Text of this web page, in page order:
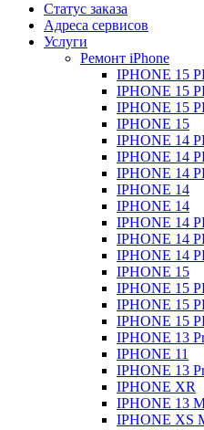
Статус заказа
Адреса сервисов
Услуги
Ремонт iPhone
IPHONE 15
IPHONE 15
IPHONE 15
IPHONE 15
IPHONE 14
IPHONE 14
IPHONE 14
IPHONE 14
IPHONE 14
IPHONE 14
IPHONE 14
IPHONE 14
IPHONE 15
IPHONE 15
IPHONE 15
IPHONE 15
IPHONE 13
IPHONE 11
IPHONE 13
IPHONE XR
IPHONE 13
IPHONE XS